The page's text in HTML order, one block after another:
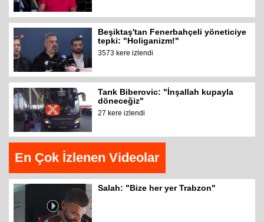
Beşiktaş'tan Fenerbahçeli yöneticiye
tepki: "Holiganizm!"
3573 kere izlendi
Tarık Biberovic: "İnşallah kupayla
döneceğiz"
27 kere izlendi
En Çok İzlenen Videolar
Salah: "Bize her yer Trabzon"